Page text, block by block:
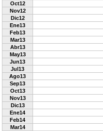
Oct12
Nov12
Dic12
Ene13
Feb13
Mar13
Abr13
May13
Jun13
Jul13
Ago13
Sep13
Oct13
Nov13
Dic13
Ene14
Feb14
Mar14